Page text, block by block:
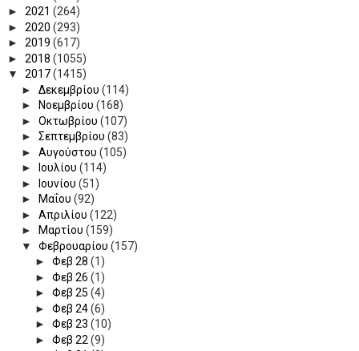
► 2021 (264)
► 2020 (293)
► 2019 (617)
► 2018 (1055)
▼ 2017(1415)
► Δεκεμβρίου (114)
►
Νοεμβρίου (168)
► Οκτωβρίου (107)
► Σεπτεμβρίου (83)
► Αυγούστου (105)
►
Ιουλίου (114)
► Ιουνίου (51)
►
Μαΐου (92)
► Απριλίου (122)
►
Μαρτίου (159)
▼ Φεβρουαρίου (157)
► Φεβ 28 (1)
► Φεβ 26 (1)
► Φεβ 25 (4)
► Φεβ 24(6)
► Φεβ 23 (10)
► Φεβ 22 (9)